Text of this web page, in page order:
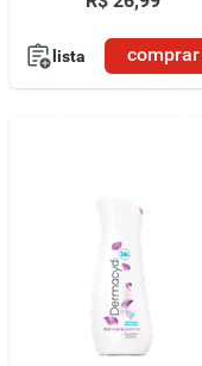
lista comprar